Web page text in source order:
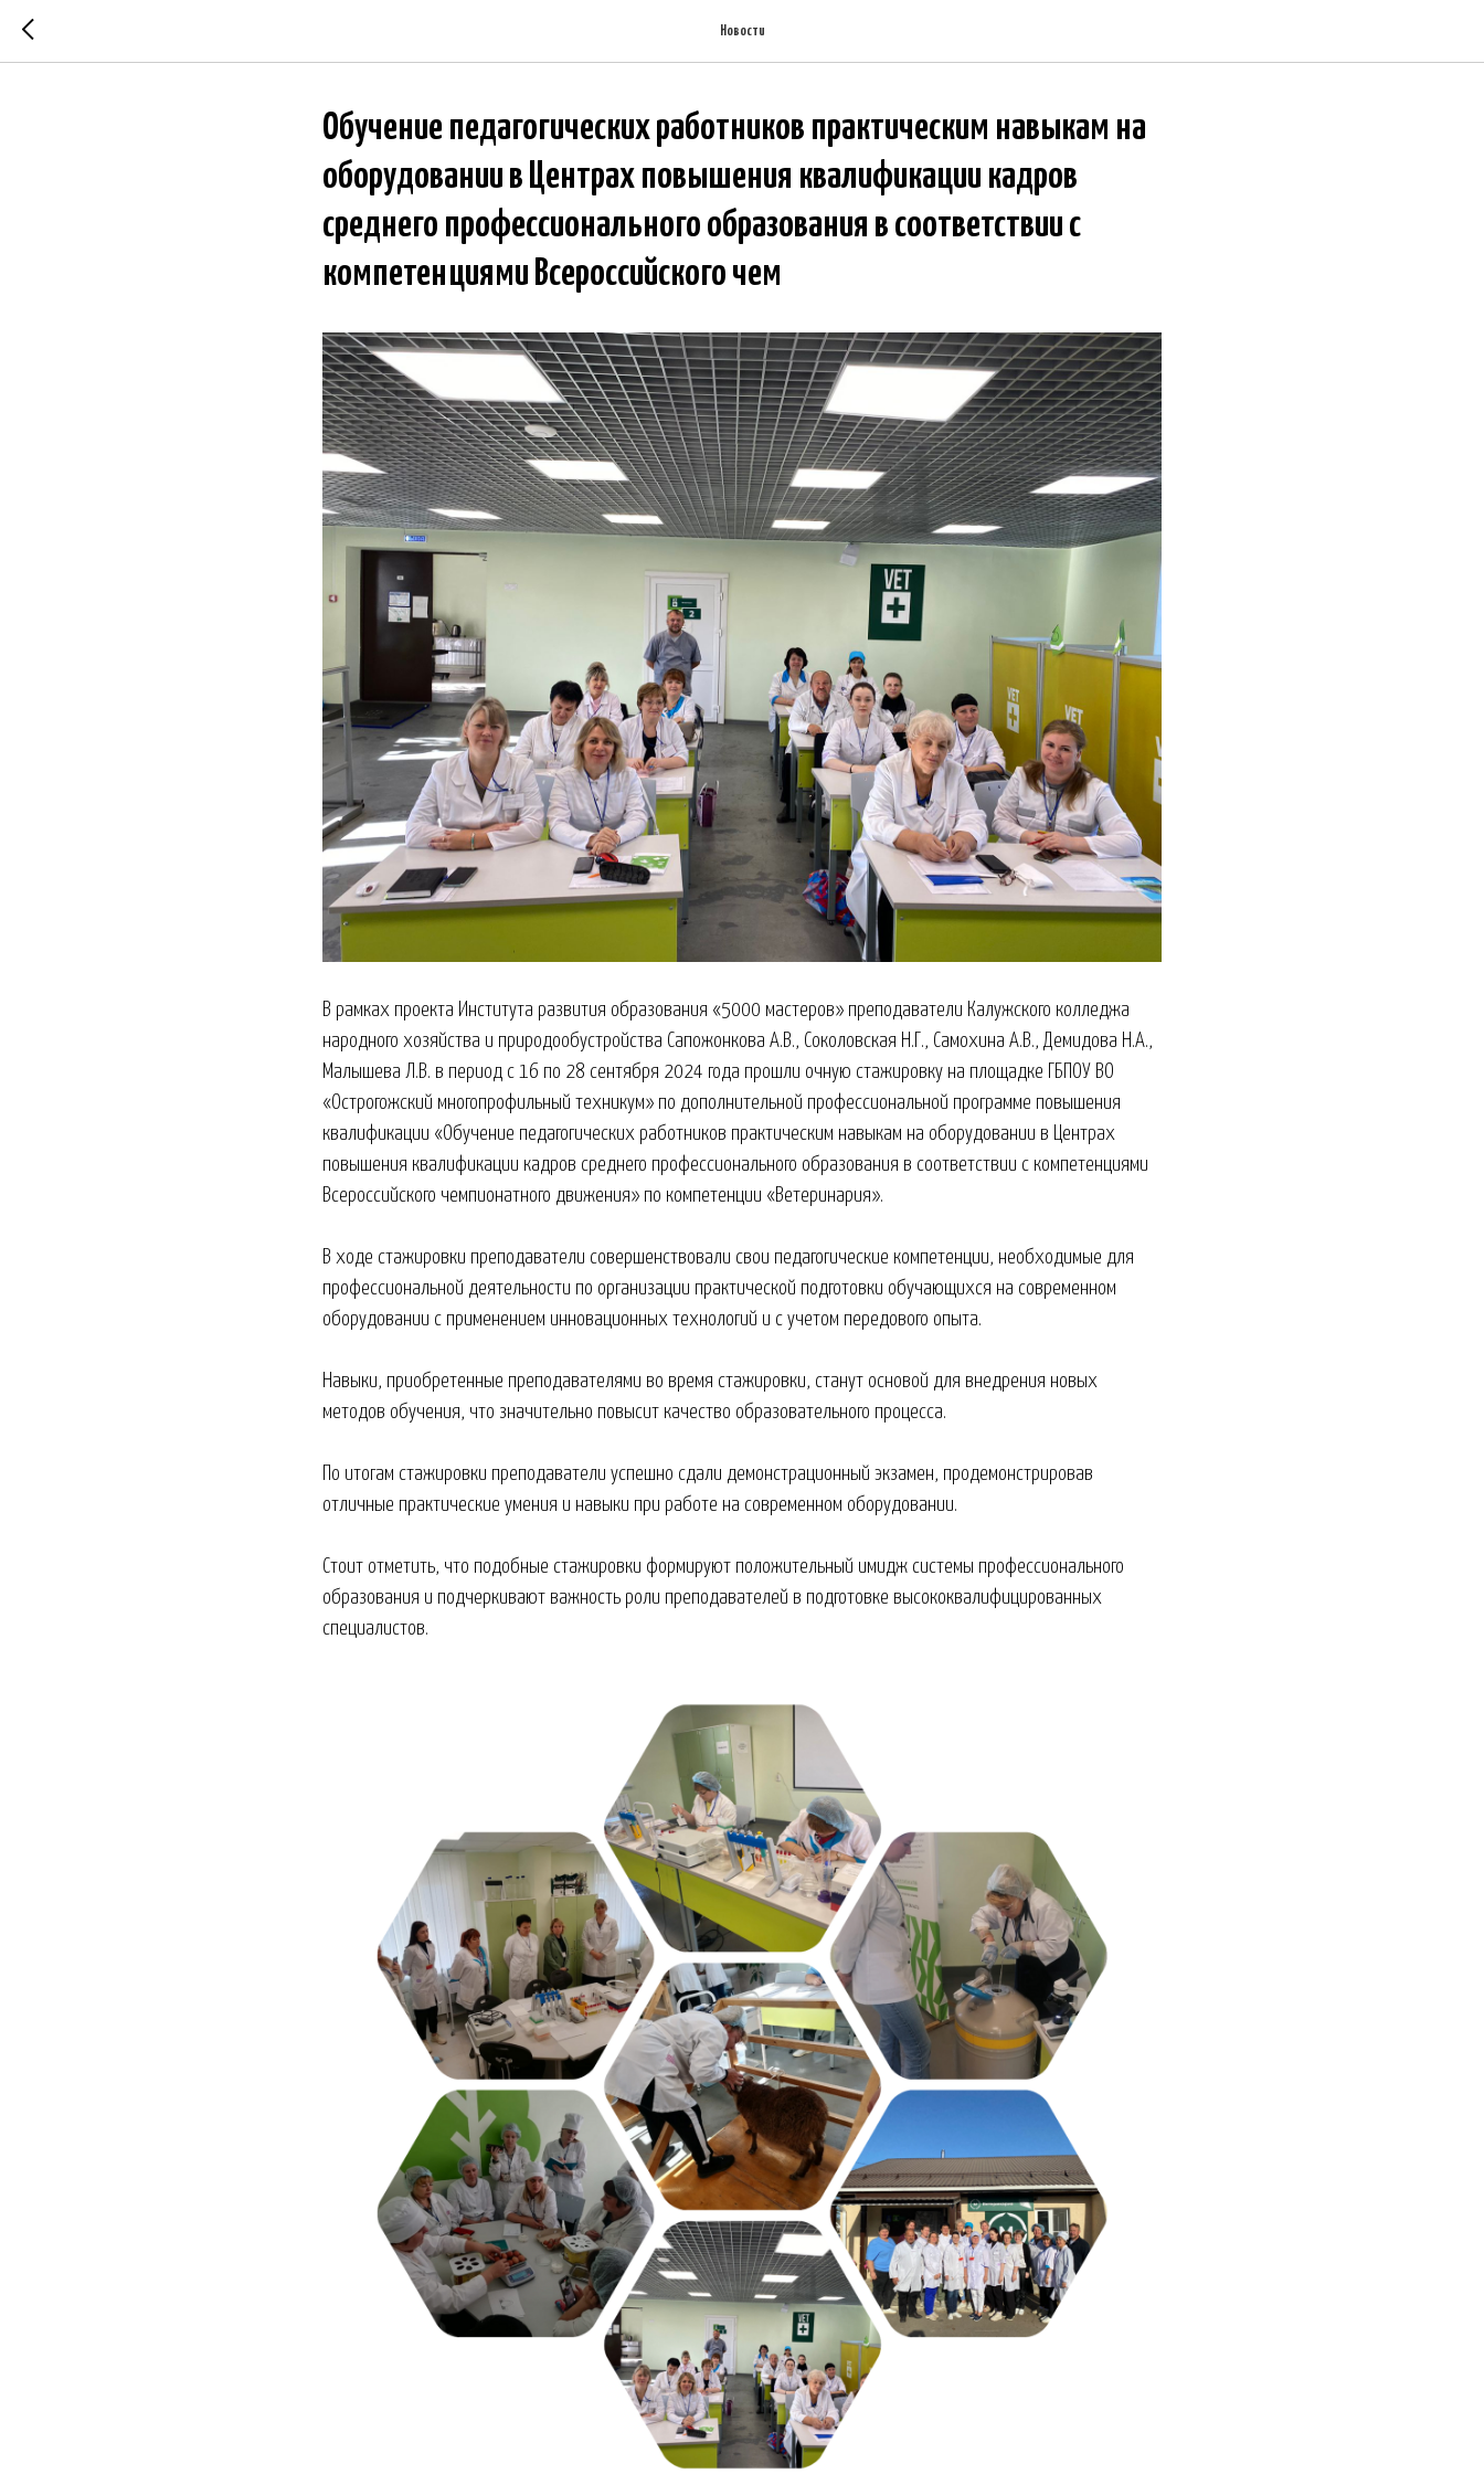
Новости
Обучение педагогических работников практическим навыкам на
оборудовании в Центрах повышения квалификации кадров
среднего профессионального образования в соответствии с
компетенциями Всероссийского чем
В рамках проекта Института развития образования «5000 мастеров» преподаватели Калужского колледжа
народного хозяйства и природообустройства Сапожонкова А.В., Соколовская Н.Г., Самохина А.В., Демидова Н.А.,
Малышева Л.В. в период с 16 по 28 сентября 2024 года прошли очную стажировку на площадке ГБПОУ ВО
«Острогожский многопрофильный техникум» по дополнительной профессиональной программе повышения
квалификации «Обучение педагогических работников практическим навыкам на оборудовании в Центрах
повышения квалификации кадров среднего профессионального образования в соответствии с компетенциями
Всероссийского чемпионатного движения» по компетенции «Ветеринария».
В ходе стажировки преподаватели совершенствовали свои педагогические компетенции, необходимые для
профессиональной деятельности по организации практической подготовки обучающихся на современном
оборудовании с применением инновационных технологий и с учетом передового опыта.
Навыки, приобретенные преподавателями во время стажировки, станут основой для внедрения новых
методов обучения, что значительно повысит качество образовательного процесса.
По итогам стажировки преподаватели успешно сдали демонстрационный экзамен, продемонстрировав
отличные практические умения и навыки при работе на современном оборудовании.
Стоит отметить, что подобные стажировки формируют положительный имидж системы профессионального
образования и подчеркивают важность роли преподавателей в подготовке высококвалифицированных
специалистов.